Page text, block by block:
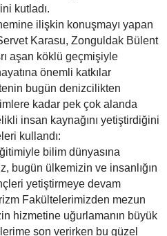
kutladı.
ilişkin konuşmayı yapan
Karasu, Zonguldak Bülent
aşan köklü geçmişiyle
önemli katkılar
bugün denizcilikten
kadar pek çok alanda
insan kaynağını yetiştirdiğini
kullandı:
bilim dünyasına
bugün ülkemizin ve insanlığın
yetiştirmeye devam
Fakültelerimizden mezun
hizmetine uğurlamanın büyük
son verirken bu güzel